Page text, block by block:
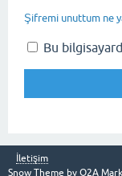
Şifremi unuttum ne
Bu
İletişim
Snow Theme by Q2A